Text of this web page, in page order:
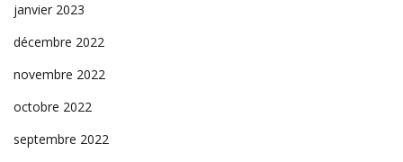
janvier 2023
décembre 2022
novembre 2022
octobre 2022
septembre 2022